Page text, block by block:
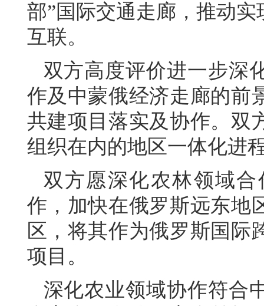
部”国际交通走廊，推动
互联。
双方高度评价进一步深
作及中蒙俄经济走廊的前
共建项目落实及协作。双
组织在内的地区一体化进
双方愿深化农林领域
作，加快在俄罗斯远东地
区，将其作为俄罗斯国际
项目。
深化农业领域协作符合